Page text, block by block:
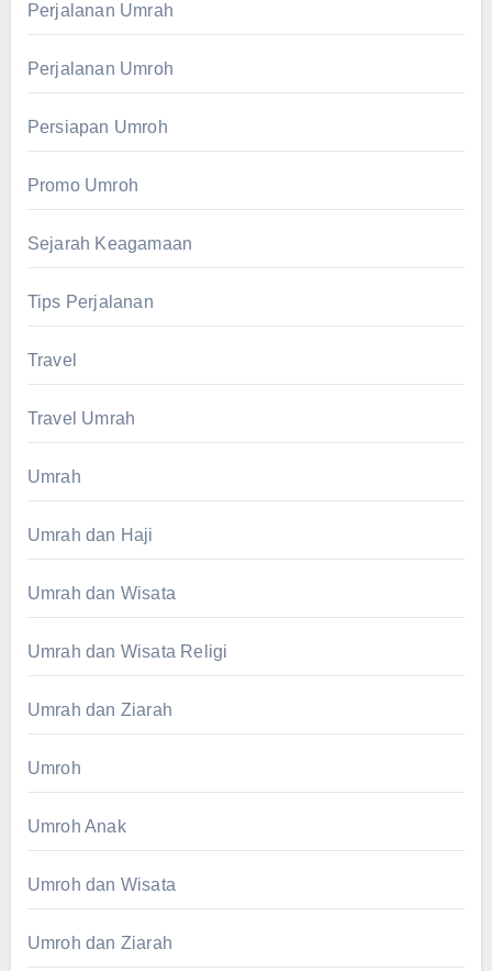
Perjalanan Umrah
Perjalanan Umroh
Persiapan Umroh
Promo Umroh
Sejarah Keagamaan
Tips Perjalanan
Travel
Travel Umrah
Umrah
Umrah dan Haji
Umrah dan Wisata
Umrah dan Wisata Religi
Umrah dan Ziarah
Umroh
Umroh Anak
Umroh dan Wisata
Umroh dan Ziarah